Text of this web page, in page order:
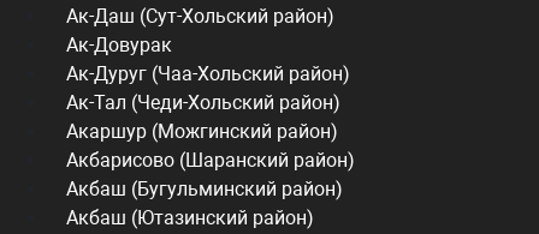
Ак-Даш (Сут-Хольский район)
Ак-Довурак
Ак-Дуруг (Чаа-Хольский район)
Ак-Тал (Чеди-Хольский район)
Акаршур (Можгинский район)
Акбарисово (Шаранский район)
Акбаш (Бугульминский район)
Акбаш (Ютазинский район)